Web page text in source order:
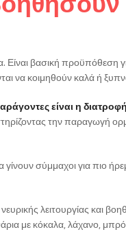
Είναι βασική
να κοιμηθούν καλά ή
είναι η
την παραγωγή
σύμμαχοι για πιο
λειτουργίας και
με κόκαλα, λάχανο,